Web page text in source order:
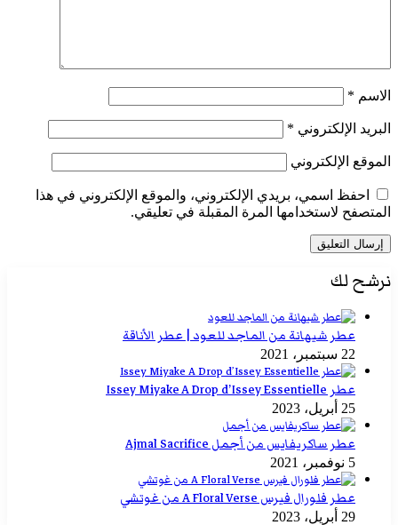
الاسم *
البريد الإلكتروني *
الموقع الإلكتروني
احفظ اسمي، بريدي الإلكتروني، والموقع الإلكتروني في هذا
المتصفح لاستخدامها المرة المقبلة في تعليقي.
نرشح لك
عطر شيهانة من الماجد للعود | عطر الأناقة
22 سبتمبر، 2021
عطر Issey Miyake A Drop d’Issey Essentielle
25 أبريل، 2023
عطر ساكريفايس من أجمل Ajmal Sacrifice
5 نوفمبر، 2021
عطر فلورال فيرس A Floral Verse من غوتشي
29 أبريل، 2023